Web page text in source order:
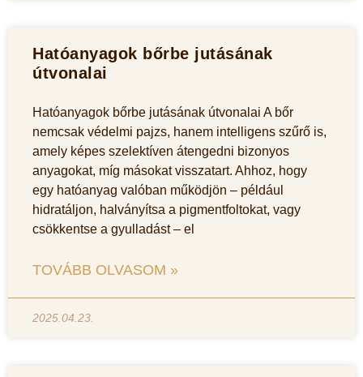
Hatóanyagok bőrbe jutásának
útvonalai
Hatóanyagok bőrbe jutásának útvonalai A bőr
nemcsak védelmi pajzs, hanem intelligens szűrő is,
amely képes szelektíven átengedni bizonyos
anyagokat, míg másokat visszatart. Ahhoz, hogy
egy hatóanyag valóban működjön – például
hidratáljon, halványítsa a pigmentfoltokat, vagy
csökkentse a gyulladást – el
TOVÁBB OLVASOM »
2025.04.23.